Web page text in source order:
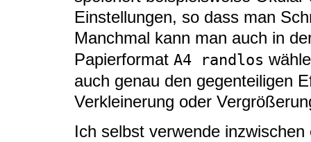
Einstellungen, so dass man
Manchmal kann man auch in
Papierformat A4 randlos
auch genau den gegenteiligen
Verkleinerung oder
Ich selbst verwende